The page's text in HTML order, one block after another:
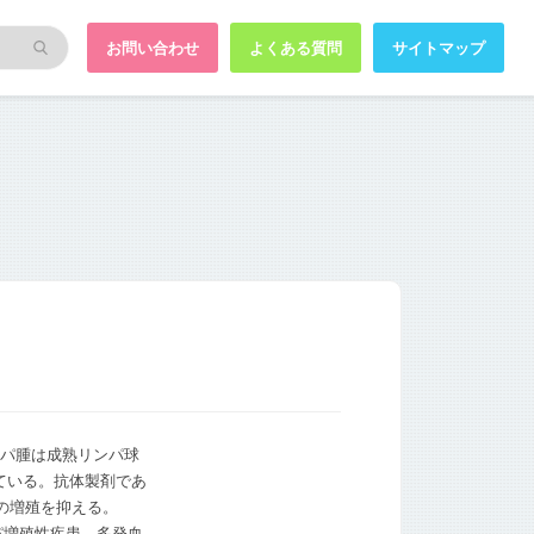
お問い合わせ よくある質問 サイトマップ
腫は成熟リンパ球
いる。抗体製剤であ
殖を抑える。